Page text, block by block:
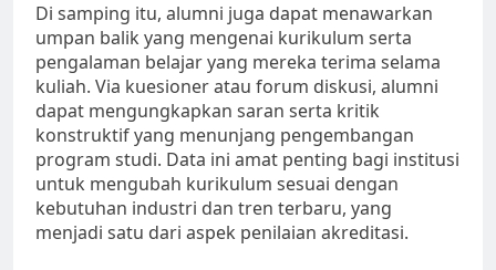
Di samping itu, alumni juga dapat menawarkan
umpan balik yang mengenai kurikulum serta
pengalaman belajar yang mereka terima selama
kuliah. Via kuesioner atau forum diskusi, alumni
dapat mengungkapkan saran serta kritik
konstruktif yang menunjang pengembangan
program studi. Data ini amat penting bagi institusi
untuk mengubah kurikulum sesuai dengan
kebutuhan industri dan tren terbaru, yang
menjadi satu dari aspek penilaian akreditasi.